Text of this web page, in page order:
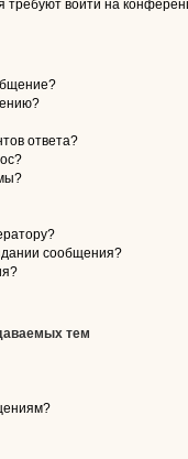
требуют войти на
ответа?
сообщения?
тем